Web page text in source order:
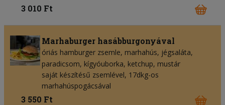
3 010 Ft
Marhaburger hasábburgonyával
óriás hamburger zsemle marhahús jégsaláta
paradicsom kígyóuborka ketchup mustár
saját készítésű zsemlével, 17dkg-os
marhahúspogácsával
3 550 Ft